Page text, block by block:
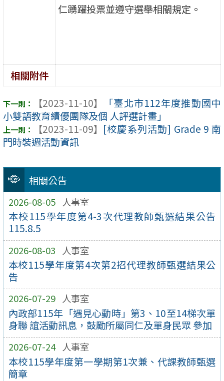
相關公告
2026-08-05 人事室
本校115學年度第4-3次代理教師甄選結果公告
115.8.5
2026-08-03 人事室
本校115學年度第4次第2招代理教師甄選結果公
告
2026-07-29 人事室
內政部115年「遇見心動時」第3、10至14梯次單
身聯 誼活動訊息，鼓勵所屬同仁及單身民眾 參加
2026-07-24 人事室
本校115學年度第一學期第1次兼、代課教師甄選
簡章
仁踴躍投票並遵守選舉相關規定。
相關附件
【2023-11-10】
「臺北市112年度推動國中
小雙語教育績優團隊及個 人評選計畫」
【2023-11-09】 [校慶系列活動] Grade 9 南
門時裝週活動資訊